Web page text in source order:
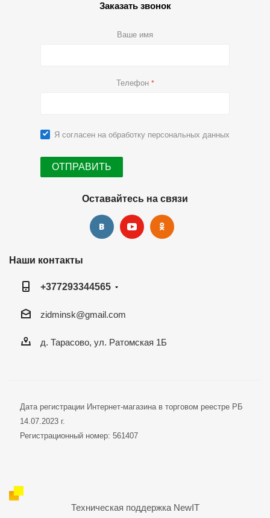
Заказать звонок
Ваше имя
Телефон *
Я согласен на обработку персональных данных
Оставайтесь на связи
Наши контакты
+377293344565
zidminsk@gmail.com
д. Тарасово, ул. Ратомская 1Б
Дата регистрации Интернет-магазина в торговом реестре РБ
14.07.2023 г.
Регистрационный номер: 561407
Техническая поддержка NewIT